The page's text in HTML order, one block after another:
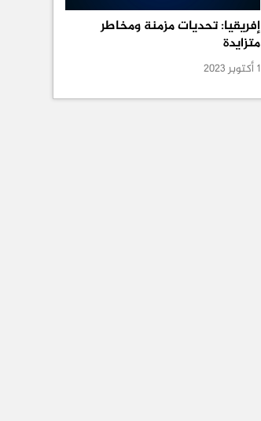
إفريقيا: تحديات مزمنة ومخاطر
متزايدة
1 أكتوبر 2023